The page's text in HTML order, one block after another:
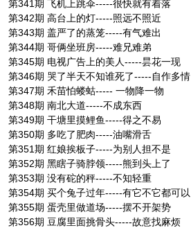
第341期 飞机上跳伞-----很快就有着落
第342期 高台上的灯-----照远不照近
第343期 盖严了的蒸笼-----有气难出
第344期 哥俩坐班房-----难兄难弟
第345期 电视广告上的美人-----昙花一现
第346期 哭了半天不知谁死了-----自作多情
第347期 禾苗怕蝼蛄----- 一物降一物
第348期 南北大道-----不成东西
第349期 干塘里摸鲤鱼-----得之不易
第350期 多吃了肥肉-----油嘴滑舌
第351期 红娘挨板子-----为别人担不是
第352期 黑瞎子骑脖领-----熊到头上了
第353期 没有砣的秤-----不知轻重
第354期 买个兔子过年-----有它不它都可以
第355期 蛋壳里做道场-----摆不开架势
第356期 豆腐里面挑骨头-----故意找麻烦